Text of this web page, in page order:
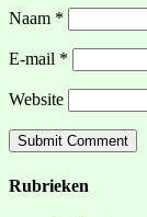
Naam *
E-mail *
Website
Rubrieken